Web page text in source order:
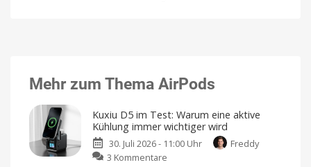
Mehr zum Thema AirPods
Kuxiu D5 im Test: Warum eine aktive
Kühlung immer wichtiger wird
30. Juli 2026 - 11:00 Uhr
Freddy
3 Kommentare